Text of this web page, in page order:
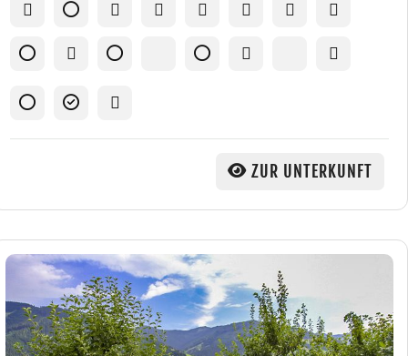
ZUR UNTERKUNFT